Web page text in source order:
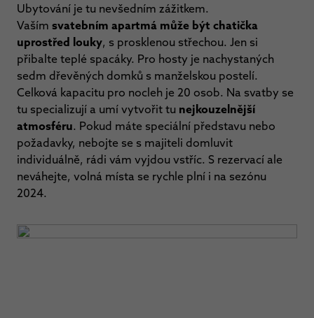
Ubytování je tu nevšedním zážitkem.
Vaším svatebním apartmá může být chatička
uprostřed louky, s prosklenou střechou. Jen si
přibalte teplé spacáky. Pro hosty je nachystaných
sedm dřevěných domků s manželskou postelí.
Celková kapacitu pro nocleh je 20 osob. Na svatby se
tu specializují a umí vytvořit tu nejkouzelnější
atmosféru. Pokud máte speciální představu nebo
požadavky, nebojte se s majiteli domluvit
individuálně, rádi vám vyjdou vstříc. S rezervací ale
neváhejte, volná místa se rychle plní i na sezónu
2024.